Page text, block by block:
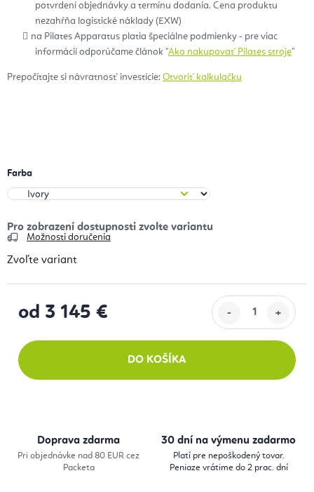
potvrdení objednávky a termínu dodania. Cena produktu
nezahŕňa logistické náklady (EXW)
na Pilates Apparatus platia špeciálne podmienky - pre viac
informácií odporúčame článok "Ako nakupovať Pilates stroje"
Prepočítajte si návratnosť investície: Otvoriť kalkulačku
Farba
Možnosti doručenia
Zvoľte variant
od 3 145 €
DO KOŠÍKA
Doprava zdarma
Pri objednávke nad 80 EUR cez
Packeta
30 dní na výmenu zadarmo
Platí pre nepoškodený tovar.
Peniaze vrátime do 2 prac. dní